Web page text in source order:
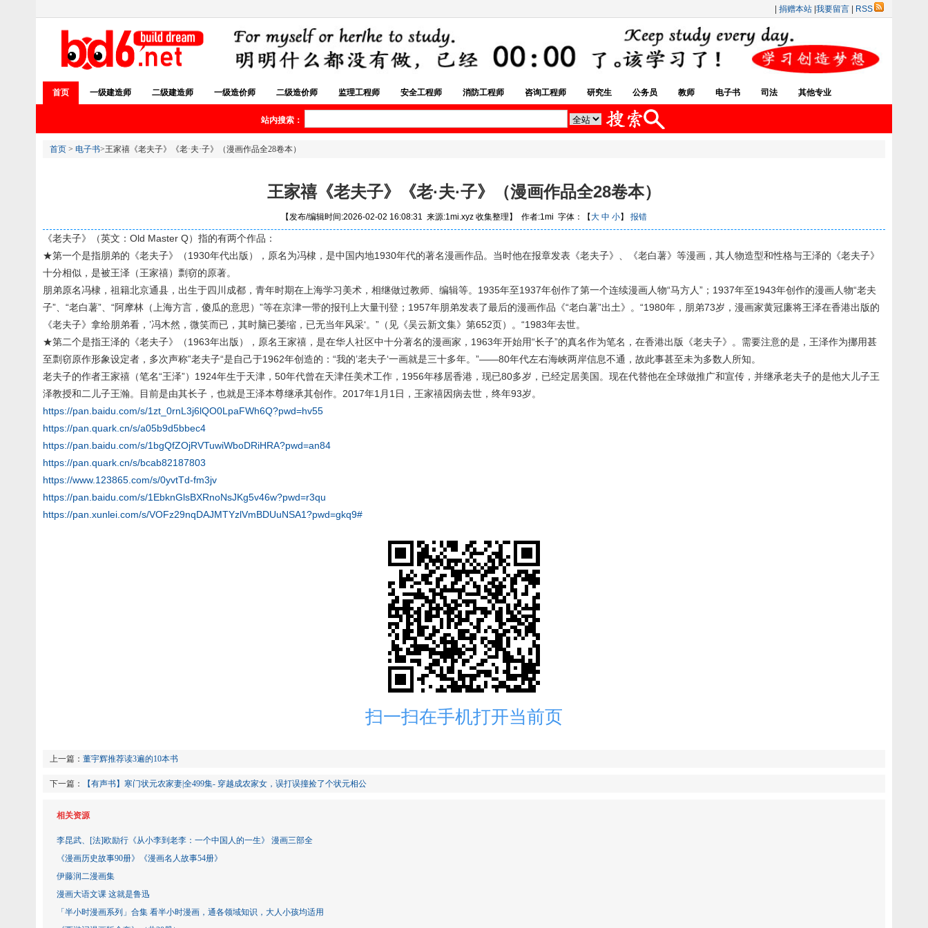
捐赠本站 我要留言 RSS
首页 一级建造师 二级建造师 一级造价师 二级造价师 监理工程师 安全工程师 消防工程师 咨询工程师 研究生 公务员 教师 电子书 司法 其他专业
站内搜索：
首页 > 电子书>王家禧《老夫子》《老·夫·子》（漫画作品全28卷本）
王家禧《老夫子》《老·夫·子》（漫画作品全28卷本）
【发布/编辑时间:2026-02-02 16:08:31 来源:1mi.xyz 收集整理】 作者:1mi 字体：【大 中 小】 报错
《老夫子》（英文：Old Master Q）指的有两个作品：
★第一个是指朋弟的《老夫子》（1930年代出版），原名为冯棣，是中国内地1930年代的著名漫画作品。当时他在报章发表《老夫子》、《老白薯》等漫画，其人物造型和性格与王泽的《老夫子》
十分相似，是被王泽（王家禧）剽窃的原著。
朋弟原名冯棣，祖籍北京通县，出生于四川成都，青年时期在上海学习美术，相继做过教师、编辑等。1935年至1937年创作了第一个连续漫画人物“马方人”；1937年至1943年创作的漫画人物“老夫
子”、“老白薯”、“阿摩林（上海方言，傻瓜的意思）”等在京津一带的报刊上大量刊登；1957年朋弟发表了最后的漫画作品《“老白薯”出土》。“1980年，朋弟73岁，漫画家黄冠廉将王泽在香港出版的
《老夫子》拿给朋弟看，’冯木然，微笑而已，其时脑已萎缩，已无当年风采‘。”（见《吴云新文集》第652页）。“1983年去世。
★第二个是指王泽的《老夫子》（1963年出版），原名王家禧，是在华人社区中十分著名的漫画家，1963年开始用“长子”的真名作为笔名，在香港出版《老夫子》。需要注意的是，王泽作为挪用甚
至剽窃原作形象设定者，多次声称”老夫子“是自己于1962年创造的：“我的’老夫子‘一画就是三十多年。”——80年代左右海峡两岸信息不通，故此事甚至未为多数人所知。
老夫子的作者王家禧（笔名“王泽”）1924年生于天津，50年代曾在天津任美术工作，1956年移居香港，现已80多岁，已经定居美国。现在代替他在全球做推广和宣传，并继承老夫子的是他大儿子王
泽教授和二儿子王瀚。目前是由其长子，也就是王泽本尊继承其创作。2017年1月1日，王家禧因病去世，终年93岁。
https://pan.baidu.com/s/1zt_0rnL3j6lQO0LpaFWh6Q?pwd=hv55
https://pan.quark.cn/s/a05b9d5bbec4
https://pan.baidu.com/s/1bgQfZOjRVTuwiWboDRiHRA?pwd=an84
https://pan.quark.cn/s/bcab82187803
https://www.123865.com/s/0yvtTd-fm3jv
https://pan.baidu.com/s/1EbknGlsBXRnoNsJKg5v46w?pwd=r3qu
https://pan.xunlei.com/s/VOFz29nqDAJMTYzlVmBDUuNSA1?pwd=gkq9#
扫一扫在手机打开当前页
上一篇： 董宇辉推荐读3遍的10本书
下一篇： 【有声书】寒门状元农家妻|全499集- 穿越成农家女，误打误撞捡了个状元相公
相关资源
李昆武、[法]欧励行《从小李到老李：一个中国人的一生》 漫画三部全
《漫画历史故事90册》《漫画名人故事54册》
伊藤润二漫画集
漫画大语文课 这就是鲁迅
「半小时漫画系列」合集 看半小时漫画，通各领域知识，大人小孩均适用